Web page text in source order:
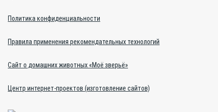
Политика конфиденциальности
Правила применения рекомендательных технологий
Сайт о домашних животных «Моё зверьё»
Центр интернет-проектов (изготовление сайтов)